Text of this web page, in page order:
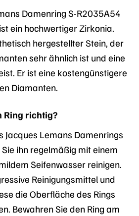
Damenring S-R2035A54
ein hochwertiger Zirkonia.
hergestellter Stein, der
sehr ähnlich ist und eine
Er ist eine kostengünstigere
Diamanten.
Ring richtig?
Jacques Lemans Damenrings
ihn regelmäßig mit einem
Seifenwasser reinigen.
Reinigungsmittel und
die Oberfläche des Rings
Bewahren Sie den Ring am